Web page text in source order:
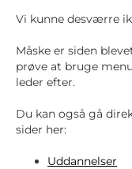
Vi kunne desværre
Måske er siden
prøve at bruge
leder efter.
Du kan også gå
sider her:
Uddannelser